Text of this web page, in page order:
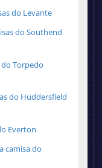
do Levante
do Southend
Torpedo
do Huddersfield
Everton
camisa do